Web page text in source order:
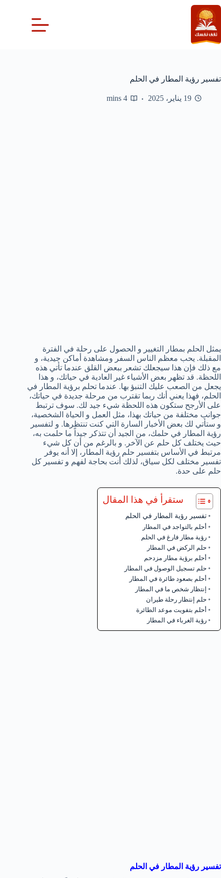
التجاوز
إلى
المحتوى
تفسير رؤية المطار في الحلم
19 يناير، 2025 4 mins
يمثل الحلم بمطار التغيير و الحصول على رحلة في الفترة
المقبلة. يحب معظم الناس السفر ومشاهدة أماكن جيدية، و
مع ذلك فإن هذا سيجعلك تشعر ببعض القلق عندما تأتي هذه
اللحظة. قد تظهر بعض الأشياء غير العادية في حياتك، و هذا
يجعل من الصعب عليك التنبؤ بها. عندما تحلم برؤية المطار في
الحلم، فهذا يعني أنك ربما تقترب من مرحلة جديدة في حياتك،
على الأرجح ستكون هذه اللحظة شيء جيد لك. سوف ترتبط
جوانب مختلفة من حياتك بهذا، مثل العمل و الحياة الشخصية،
و ستأتي لك بعض الأخبار السارة التي كنت تنتظرها. و لتفسير
رؤية المطار في حلمك، من الجيد أن تتذكر جيداً ما حلمت به،
حيث يختلف كل حلم عن الآخر. و بالرغم من أن كل شيء
مرتبط في الأساس بتفسير حلم رؤية المطار، إلا أنه يوفر
تفسير مختلف لكل سياق، لذلك أنت بحاجة لفهم و تفسير كل
حلم على حدة.
ستقرأ في هذا المقال
تفسير رؤية المطار في الحلم
أحلم بالتواجد في المطار
رؤية مطار فارغ في الحلم
حلم الركض في المطار
أحلم برؤية مطار مزدحم
حلم تسجيل الوصول في المطار
أحلم بصعود طائرة في المطار
إنتظار شخص ما في المطار
حلم إنتظار رحلة طيران
أحلم بتفويت موعد الطائرة
رؤية الغرباء في المطار
تفسير رؤية المطار في الحلم